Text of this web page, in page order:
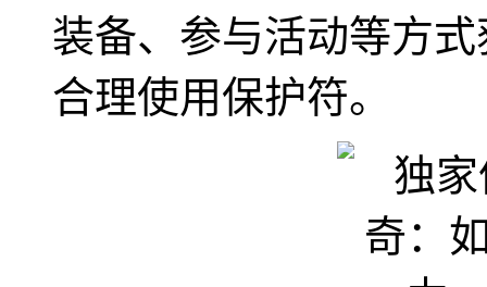
装备、参与活动等方
合理使用保护符。